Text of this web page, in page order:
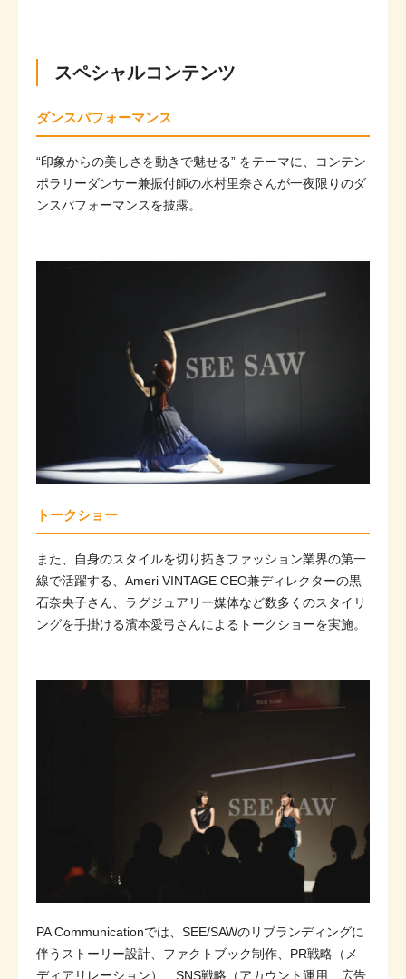
スペシャルコンテンツ
ダンスパフォーマンス
“印象からの美しさを動きで魅せる” をテーマに、コンテン
ポラリーダンサー兼振付師の水村里奈さんが一夜限りのダ
ンスパフォーマンスを披露。
トークショー
また、
自身のスタイルを切り拓きファッション業界の第一
線で活躍する、Ameri VINTAGE CEO兼ディレクターの黒
石奈央子さん、ラグジュアリー媒体など数多くのスタイリ
ングを手掛ける濱本愛弓さんによるトークショーを実施。
PA Communicationでは、SEE/SAWのリブランディングに
伴うストーリー設計、ファクトブック制作、PR戦略（メ
ディアリレーション）、SNS戦略（アカウント運用、広告